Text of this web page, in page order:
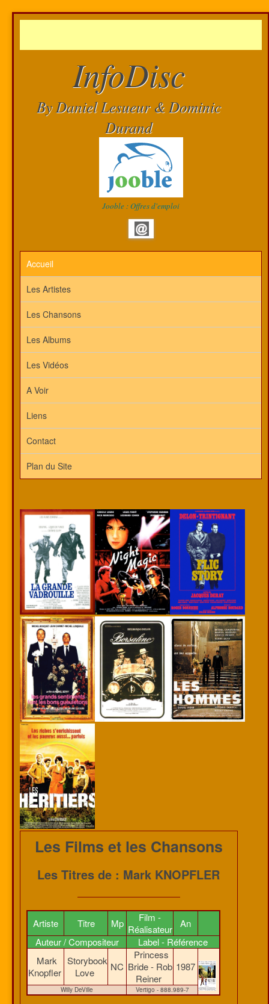
InfoDisc
By Daniel Lesueur & Dominic
Durand
Jooble : Offres d'emploi
Accueil
Les Artistes
Les Chansons
Les Albums
Les Vidéos
A Voir
Liens
Contact
Plan du Site
Les Films et les Chansons
Les Titres de : Mark KNOPFLER
Artiste Titre Mp
Film -
Réalisateur
An
Auteur / Compositeur
Label - Référence
Mark
Knopfler
Storybook
Love
NC
Princess
Bride - Rob
Reiner
1987
Willy DeVille Vertigo - 888.989-7